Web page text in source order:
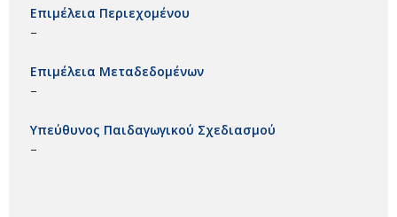
Επιμέλεια Περιεχομένου
–
Επιμέλεια Μεταδεδομένων
–
Υπεύθυνος Παιδαγωγικού Σχεδιασμού
–